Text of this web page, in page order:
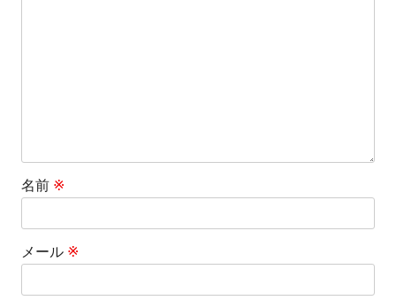
名前 ※
メール ※